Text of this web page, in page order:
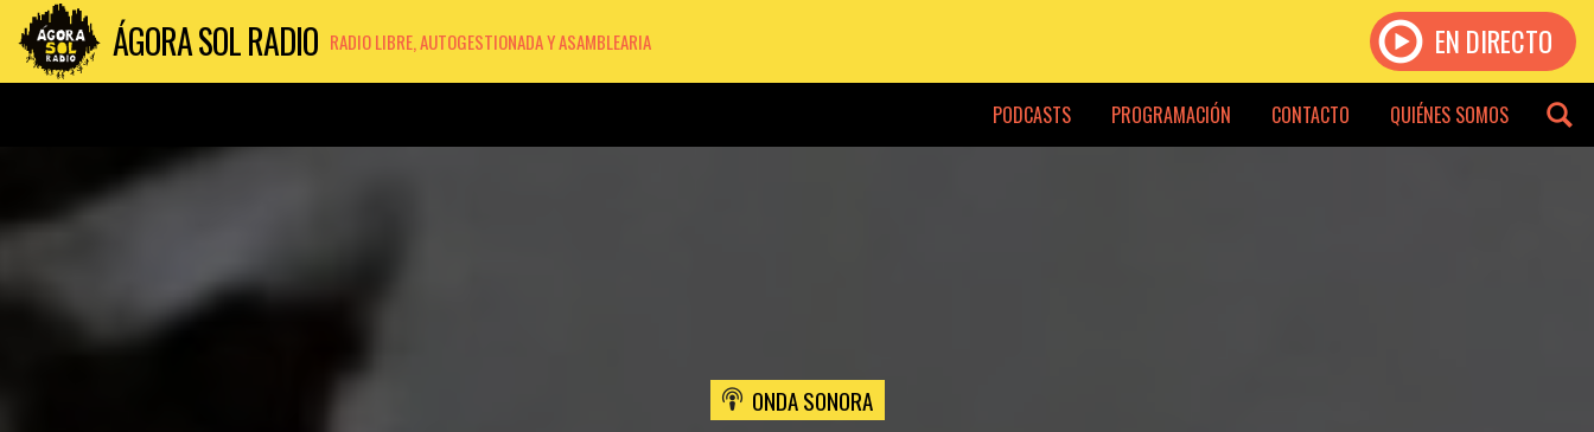
ÁGORA SOL RADIO RADIO LIBRE, AUTOGESTIONADA Y ASAMBLEARIA EN DIRECTO
PODCASTS PROGRAMACIÓN CONTACTO QUIÉNES SOMOS
ONDA SONORA